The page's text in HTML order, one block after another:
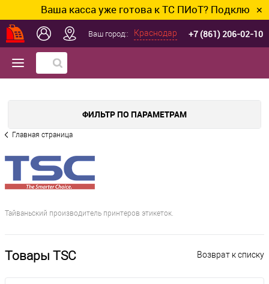
Ваша касса уже готова к ТС ПИоТ? Подключим✕
Ваш город:: Краснодар +7 (861) 206-02-10
ФИЛЬТР ПО ПАРАМЕТРАМ
Главная страница
Тайваньский производитель принтеров этикеток.
Возврат к списку
Товары TSC